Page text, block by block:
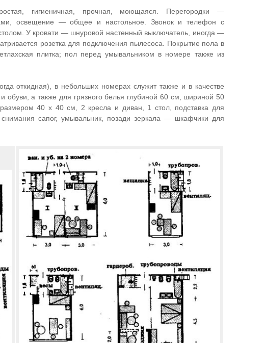
гигиеничная, прочная, моющаяся. Перегородки —
освещение — общее и настольное. Звонок и телефон с
У кровати — шнуровой настенный выключатель, иногда —
розетка для подключения пылесоса. Покрытие пола в
плитка; пол перед умывальником в номере также из
откидная), в небольших номерах служит также и в качестве
а также для грязного белья глубиной 60 см, шириной 50
40 х 40 см, 2 кресла и диван, 1 стол, подставка для
сапог, умывальник, позади зеркала — шкафчики для